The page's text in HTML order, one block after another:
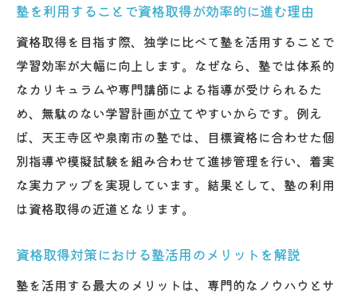
塾を利用することで資格取得が効率的に進む理由
資格取得を目指す際、独学に比べて塾を活用することで
学習効率が大幅に向上します。なぜなら、塾では体系的
なカリキュラムや専門講師による指導が受けられるた
め、無駄のない学習計画が立てやすいからです。例え
ば、天王寺区や泉南市の塾では、目標資格に合わせた個
別指導や模擬試験を組み合わせて進捗管理を行い、着実
な実力アップを実現しています。結果として、塾の利用
は資格取得の近道となります。
資格取得対策における塾活用のメリットを解説
塾を活用する最大のメリットは、専門的なノウハウとサ